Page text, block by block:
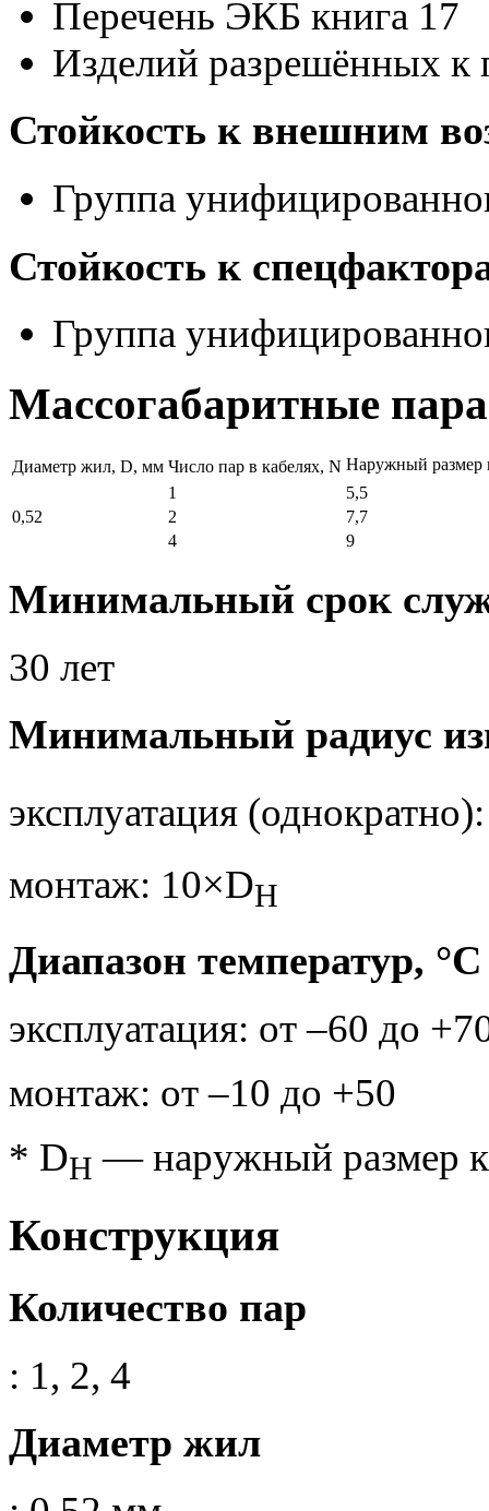
Перечень ЭКБ книга 17
Изделий разрешённых к
Стойкость к внешним
Группа
Стойкость к
Группа
Массогабаритные
Диаметр жил, D, мм Число пар в кабелях, N Наружный размер
0,52
1
5,5
2
7,7
4
9
Минимальный срок
30 лет
Минимальный радиус
эксплуатация
монтаж: 10×DH
Диапазон температур, °С
эксплуатация: от –60 до
монтаж: от –10 до +50
* DH — наружный размер
Конструкция
Количество пар
: 1, 2, 4
Диаметр жил